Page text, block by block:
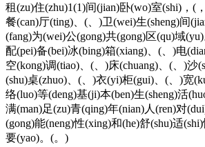
租(zu)住(zhu)1(1)间(jian)卧(wo)室(shi)，(
餐(can)厅(ting)、(、)卫(wei)生(sheng)间
(fang)为(wei)公(gong)共(gong)区(qu)域
配(pei)备(bei)冰(bing)箱(xiang)、(、)电
空(kong)调(tiao)、(、)床(chuang)、(、)沙
(shu)桌(zhuo)、(、)衣(yi)柜(gui)、(、)宽
络(luo)等(deng)基(ji)本(ben)生(sheng)活
满(man)足(zu)青(qing)年(nian)人(ren)对
(gong)能(neng)性(xing)和(he)舒(shu)适
要(yao)。(。)